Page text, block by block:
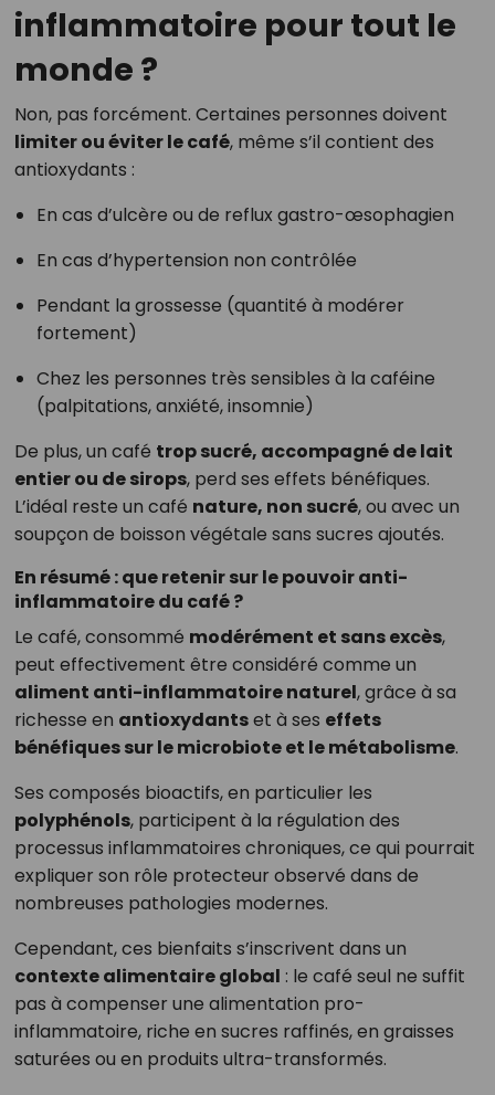
inflammatoire pour tout le
monde ?
Non, pas forcément. Certaines personnes doivent
limiter ou éviter le café, même s’il contient des
antioxydants :
En cas d’ulcère ou de reflux gastro-œsophagien
En cas d’hypertension non contrôlée
Pendant la grossesse (quantité à modérer
fortement)
Chez les personnes très sensibles à la caféine
(palpitations, anxiété, insomnie)
De plus, un café trop sucré, accompagné de lait
entier ou de sirops, perd ses effets bénéfiques.
L’idéal reste un café nature, non sucré, ou avec un
soupçon de boisson végétale sans sucres ajoutés.
En résumé : que retenir sur le pouvoir anti-
inflammatoire du café ?
Le café, consommé modérément et sans excès,
peut effectivement être considéré comme un
aliment anti-inflammatoire naturel, grâce à sa
richesse en antioxydantset à ses effets
bénéfiques sur le microbiote et le métabolisme.
Ses composés bioactifs, en particulier les
polyphénols, participent à la régulation des
processus inflammatoires chroniques, ce qui pourrait
expliquer son rôle protecteur observé dans de
nombreuses pathologies modernes.
Cependant, ces bienfaits s’inscrivent dans un
contexte alimentaire global : le café seul ne suffit
pas à compenser une alimentation pro-
inflammatoire, riche en sucres raffinés, en graisses
saturées ou en produits ultra-transformés.